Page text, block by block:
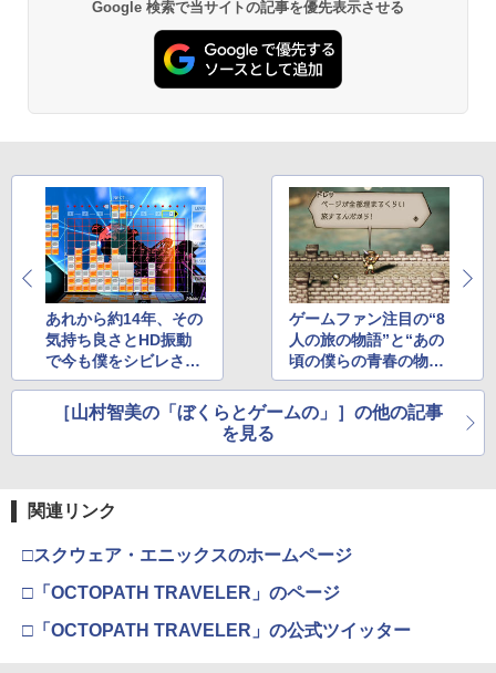
￥6,455
￥55,603
ニンテンドープリペイド番号 9000円|オ
ンラインコード版
￥9,000
ニンテンドープリペイド番号 5000円|オ
ンラインコード版
プロダクトコード 封入
￥7,286
￥11,849
【純正品】DualSense ワイヤレスコン
トローラー ミッドナイト ブラック(CFI-
ZCT2J01)
￥10,737
【純正品】DualSense ワイヤレスコン
トローラー(CFI-ZCT2J)
ルコード 【旧 Xbox ギフトカード】 [オ
ンラインコード]
￥1,000
￥8,300
Xbox プリペイドカード 5,000円 デジタ
ルコード 【旧 Xbox ギフトカード】 [オ
ンラインコード]
￥5,000
【純正品】Xbox ワイヤレス コントロー
窩座再来 通常版 [DVD]
￥3,523
￥8,698
『映画 ラブライブ！蓮ノ空女学院スクー
ルアイドルクラブ Bloom Garden Part
y』Blu-ray（特装限定版）
￥8,589
5
劇場版「鬼滅の刃」無限城編 第一章 猗
Google 検索で当サイトの記事を優先表示させる
あれから約14年、その
気持ち良さとHD振動
で今も僕をシビレさせ
るゲーム「ルミネス リ
マスター」の話
ゲームファン注目の“8
人の旅の物語”と“あの
頃の僕らの青春の物
語”が今週13日の金曜
日にやってくる話
［山村智美の「ぼくらとゲームの」］の他の記事
を見る
関連リンク
□スクウェア・エニックスのホームページ
□「OCTOPATH TRAVELER」のページ
□「OCTOPATH TRAVELER」の公式ツイッター